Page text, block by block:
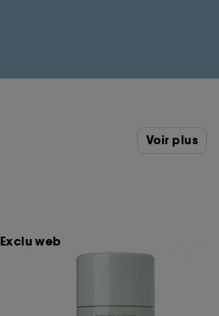
Voir plus
Exclu web